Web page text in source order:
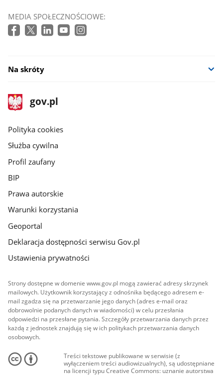
MEDIA SPOŁECZNOŚCIOWE:
Na skróty
stopka
gov.pl
Strona
gov.pl
gov.pl
Polityka cookies
Służba cywilna
Profil zaufany
BIP
Prawa autorskie
Warunki korzystania
Geoportal
Deklaracja dostępności serwisu Gov.pl
Ustawienia prywatności
Strony dostępne w domenie www.gov.pl mogą zawierać adresy skrzynek
mailowych. Użytkownik korzystający z odnośnika będącego adresem e-
mail zgadza się na przetwarzanie jego danych (adres e-mail oraz
dobrowolnie podanych danych w wiadomości) w celu przesłania
odpowiedzi na przesłane pytania. Szczegóły przetwarzania danych przez
każdą z jednostek znajdują się w ich politykach przetwarzania danych
osobowych.
Treści tekstowe publikowane w serwisie (z
wyłączeniem treści audiowizualnych), są udostępniane
na licencji typu Creative Commons: uznanie autorstwa